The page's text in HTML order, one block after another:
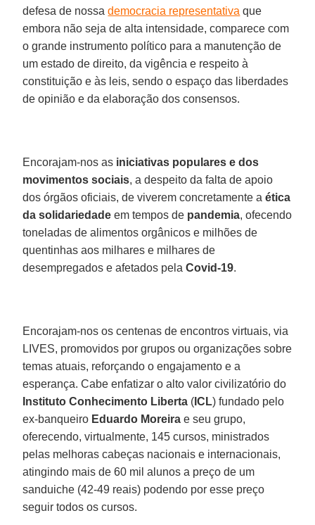
defesa de nossademocracia representativa que
embora não seja de alta intensidade, comparece com
o grande instrumento político para a manutenção de
um estado de direito, da vigência e respeito à
constituição e às leis, sendo o espaço das liberdades
de opinião e da elaboração dos consensos.
Encorajam-nos as iniciativas populares e dos
movimentos sociais, a despeito da falta de apoio
dos órgãos oficiais, de viverem concretamente aética
da solidariedade em tempos de pandemia, ofecendo
toneladas de alimentos orgânicos e milhões de
quentinhas aos milhares e milhares de
desempregados e afetados pelaCovid-19.
Encorajam-nos os centenas de encontros virtuais, via
LIVES, promovidos por grupos ou organizações sobre
temas atuais, reforçando o engajamento e a
esperança. Cabe enfatizar o alto valor civilizatório do
Instituto Conhecimento Liberta ( ICL) fundado pelo
ex-banqueiro Eduardo Moreira e seu grupo,
oferecendo, virtualmente, 145 cursos, ministrados
pelas melhoras cabeças nacionais e internacionais,
atingindo mais de 60 mil alunos a preço de um
sanduiche (42-49 reais) podendo por esse preço
seguir todos os cursos.